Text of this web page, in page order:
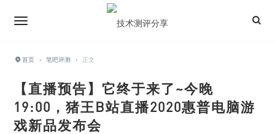
首页 › 笔吧评测 › 正文
【直播预告】它终于来了~今晚
19:00，猪王B站直播2020惠普电脑游
戏新品发布会